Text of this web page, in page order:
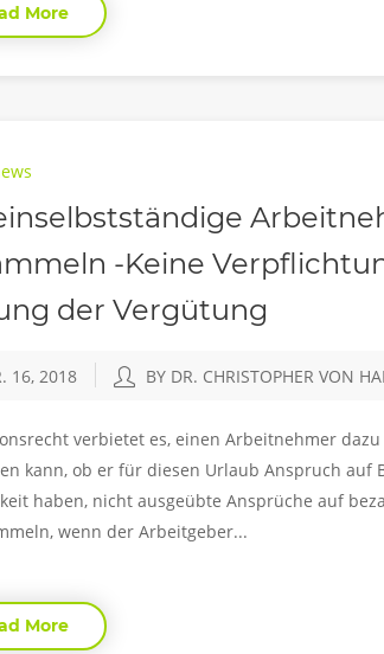
More
-Keine
der Vergütung
16, 2018 BY DR. CHRISTOPHER VON
verbietet es, einen Arbeitnehmer
kann, ob er für diesen Urlaub Anspruch auf
haben, nicht ausgeübte Ansprüche auf
wenn der Arbeitgeber...
More